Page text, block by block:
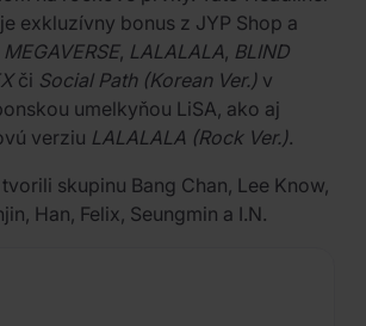
exkluzívny bonus z JYP Shop a
MEGAVERSE, LALALALA, BLIND
či Social Path (Korean Ver.) v
umelkyňou LiSA, ako aj
verziu LALALALA (Rock Ver.).
skupinu Bang Chan, Lee Know,
Han, Felix, Seungmin a I.N.